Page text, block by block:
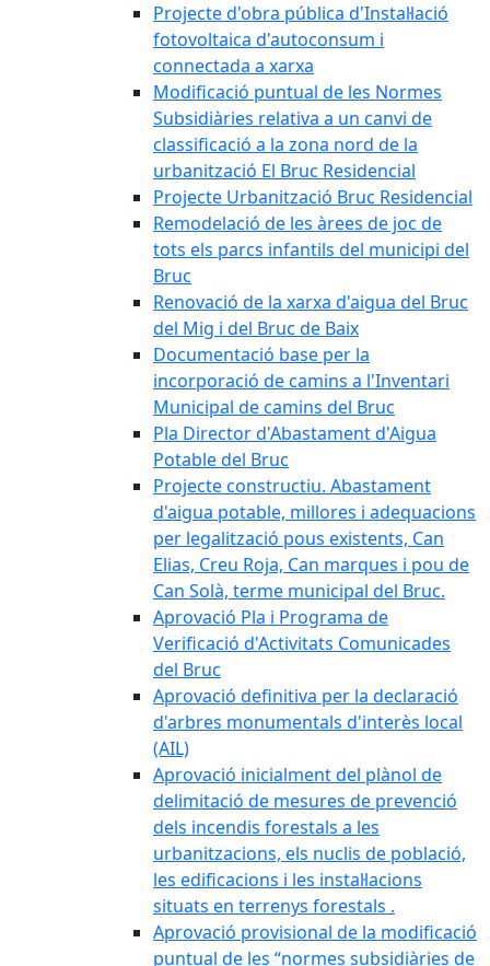
Projecte d'obra pública d'Instal·lació
fotovoltaica d'autoconsum i
connectada a xarxa
Modificació puntual de les Normes
Subsidiàries relativa a un canvi de
classificació a la zona nord de la
urbanització El Bruc Residencial
Projecte Urbanització Bruc Residencial
Remodelació de les àrees de joc de
tots els parcs infantils del municipi del
Bruc
Renovació de la xarxa d'aigua del Bruc
del Mig i del Bruc de Baix
Documentació base per la
incorporació de camins a l'Inventari
Municipal de camins del Bruc
Pla Director d'Abastament d'Aigua
Potable del Bruc
Projecte constructiu. Abastament
d'aigua potable, millores i adequacions
per legalització pous existents, Can
Elias, Creu Roja, Can marques i pou de
Can Solà, terme municipal del Bruc.
Aprovació Pla i Programa de
Verificació d'Activitats Comunicades
del Bruc
Aprovació definitiva per la declaració
d'arbres monumentals d'interès local
(AIL)
Aprovació inicialment del plànol de
delimitació de mesures de prevenció
dels incendis forestals a les
urbanitzacions, els nuclis de població,
les edificacions i les instal·lacions
situats en terrenys forestals .
Aprovació provisional de la modificació
puntual de les “normes subsidiàries de